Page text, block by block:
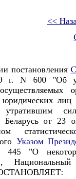
<<
постановления
г. N 600 "Об
лиц
утратившим
Беларусь от
Указом
"О